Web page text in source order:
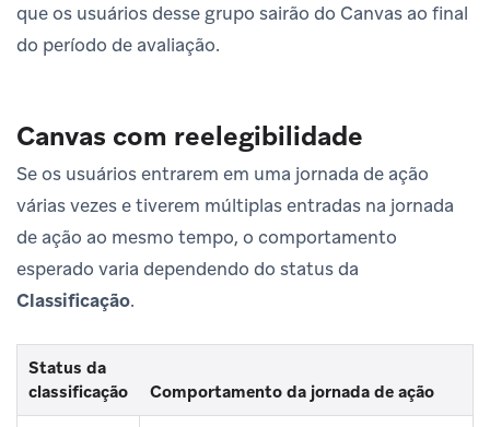
que os usuários desse grupo sairão do Canvas ao final
do período de avaliação.
Canvas com reelegibilidade
Se os usuários entrarem em uma jornada de ação
várias vezes e tiverem múltiplas entradas na jornada
de ação ao mesmo tempo, o comportamento
esperado varia dependendo do status da
Classificação.
Status da
classificação
Comportamento da jornada de ação